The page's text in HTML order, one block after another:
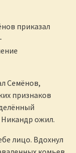
приказал
Семёнов,
признаков
ожил.
лицо. Вдохнул